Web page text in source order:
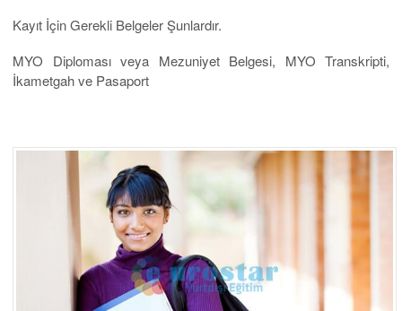
Kayıt İçin Gerekli Belgeler Şunlardır.
MYO Diploması veya Mezuniyet Belgesi, MYO Transkripti,
İkametgah ve Pasaport